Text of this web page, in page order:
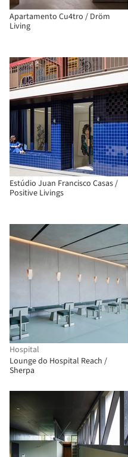
Apartamento Cu4tro / Dröm
Living
Estúdio Juan Francisco Casas /
Positive Livings
Hospital
Lounge do Hospital Reach /
Sherpa